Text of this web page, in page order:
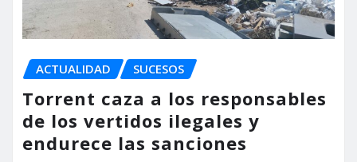
ACTUALIDAD SUCESOS
Torrent caza a los responsables
de los vertidos ilegales y
endurece las sanciones